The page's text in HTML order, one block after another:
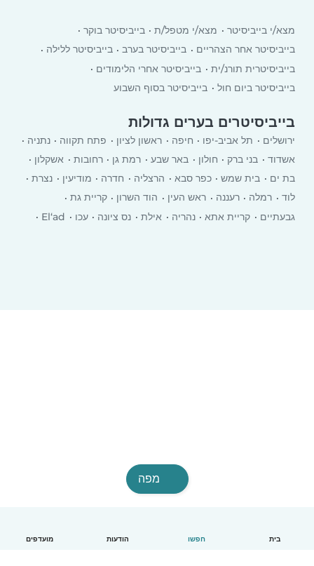
בית חפשו הודעות מועדפים
מצא/י בייביסיטר מצא/י מטפל/ת
בייביסיטר בוקר
בייביסיטר אחר הצהריים
בייביסיטר בערב
בייביסיטר ללילה
בייביסיטרית תורנ/ית
בייביסיטר אחרי הלימודים
בייביסיטר ביום חול
בייביסיטר בסוף השבוע
בייביסיטרים בערים גדולות
ירושלים תל אביב-יפו חיפה ראשון לציון פתח תקווה
נתניה
אשדוד
בני ברק חולון באר שבע רמת גן רחובות
אשקלון
בת ים
בית שמש כפר סבא הרצליה חדרה מודיעין
נצרת
לוד
רמלה רעננה ראש העין הוד השרון
קריית גת
גבעתיים
קריית אתא ‏נהריה אילת נס ציונה עכו
El‘ad
מפה